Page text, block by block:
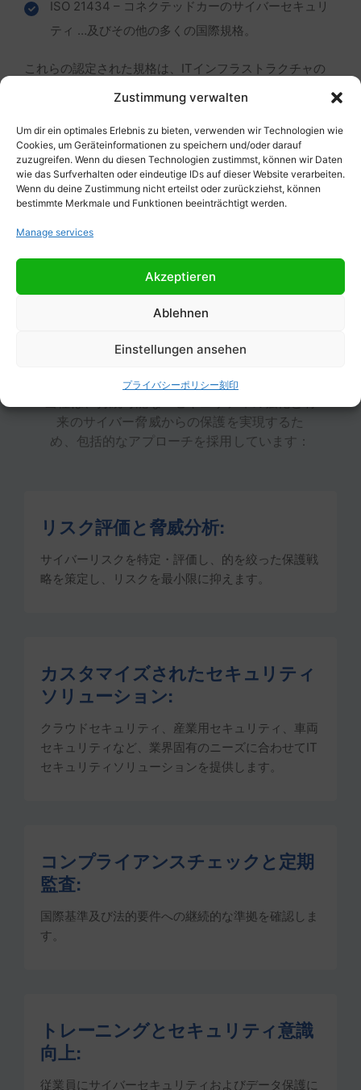
Zustimmung verwalten
Um dir ein optimales Erlebnis zu bieten, verwenden wir Technologien wie
Cookies, um Geräteinformationen zu speichern und/oder darauf
zuzugreifen. Wenn du diesen Technologien zustimmst, können wir Daten
wie das Surfverhalten oder eindeutige IDs auf dieser Website verarbeiten.
Wenn du deine Zustimmung nicht erteilst oder zurückziehst, können
bestimmte Merkmale und Funktionen beeinträchtigt werden.
Manage services
Akzeptieren
Ablehnen
Einstellungen ansehen
プライバシーポリシー刻印
ISO 21434 – コネクテッドカーのサイバーセキュリ
ティ …及びその他の多くの国際規格。
これらの認定された規格は、ITインフラストラクチャの
だけでなく、顧客やビジネスパートナーの信頼も高めま
す。
包括的なアプローチ
来のサイバー脅威からの保護を実現するた
め、包括的なアプローチを採用しています：
リスク評価と脅威分析:
サイバーリスクを特定・評価し、的を絞った保護戦
略を策定し、リスクを最小限に抑えます。
カスタマイズされたセキュリティ
ソリューション:
クラウドセキュリティ、産業用セキュリティ、車両
セキュリティなど、業界固有のニーズに合わせてIT
セキュリティソリューションを提供します。
コンプライアンスチェックと定期
監査:
国際基準及び法的要件への継続的な準拠を確認しま
す。
トレーニングとセキュリティ意識
向上:
従業員にサイバーセキュリティおよびデータ保護に